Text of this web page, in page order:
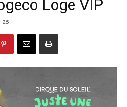
Loge VIP
25